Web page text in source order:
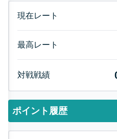
現在レート
最高レート
対戦戦績
ポイント履歴